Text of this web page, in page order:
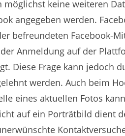
möglichst keine weiteren
angegeben werden.
befreundeten Facebook-
Anmeldung auf der
Diese Frage kann jedoch
werden. Auch beim
eines aktuellen Fotos
auf ein Porträtbild dient